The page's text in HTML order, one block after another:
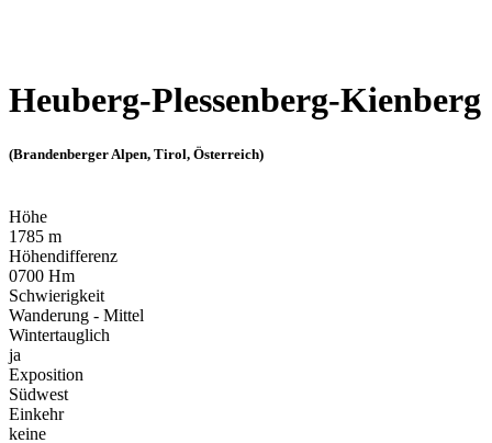
Heuberg-Plessenberg-Kienberg
(Brandenberger Alpen, Tirol, Österreich)
Höhe
1785 m
Höhendifferenz
0700 Hm
Schwierigkeit
Wanderung - Mittel
Wintertauglich
ja
Exposition
Südwest
Einkehr
keine